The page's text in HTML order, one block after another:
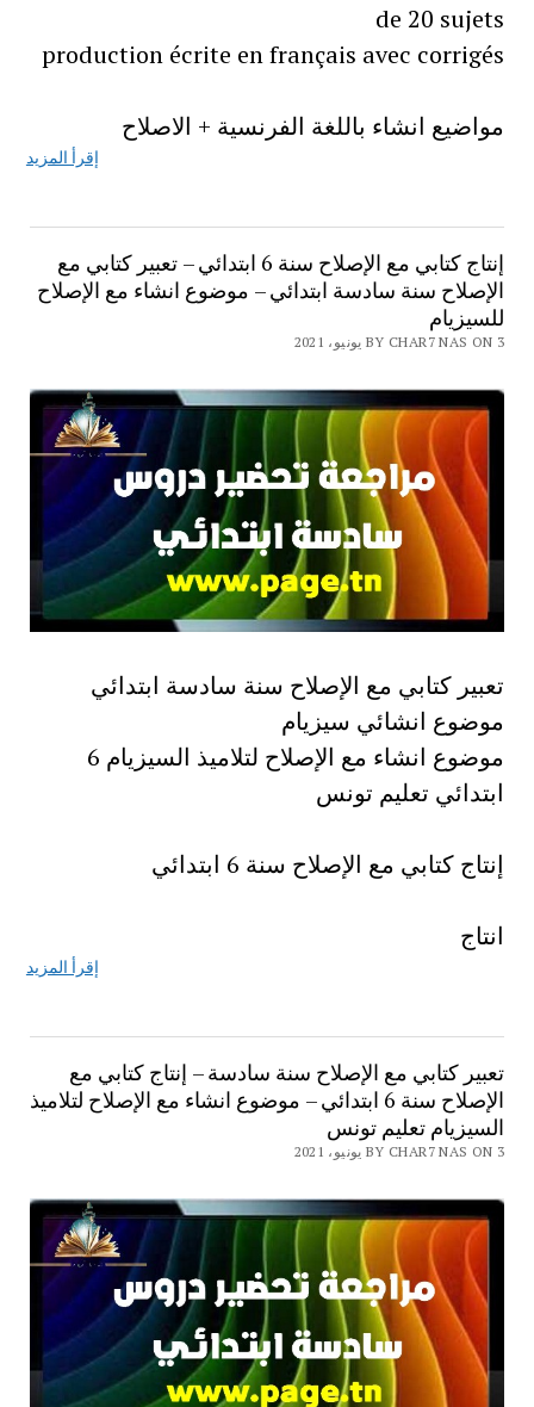
de 20 sujets
production écrite en français avec corrigés
مواضيع انشاء باللغة الفرنسية + الاصلاح
إقرأ المزيد
إنتاج كتابي مع الإصلاح سنة 6 ابتدائي – تعبير كتابي مع
الإصلاح سنة سادسة ابتدائي – موضوع انشاء مع الإصلاح
للسيزيام
BY CHAR7 NAS ON 3 يونيو، 2021
تعبير كتابي مع الإصلاح سنة سادسة ابتدائي
موضوع انشائي سيزيام
موضوع انشاء مع الإصلاح لتلاميذ السيزيام 6
ابتدائي تعليم تونس
إنتاج كتابي مع الإصلاح سنة 6 ابتدائي
انتاج
إقرأ المزيد
تعبير كتابي مع الإصلاح سنة سادسة – إنتاج كتابي مع
الإصلاح سنة 6 ابتدائي – موضوع انشاء مع الإصلاح لتلاميذ
السيزيام تعليم تونس
BY CHAR7 NAS ON 3 يونيو، 2021